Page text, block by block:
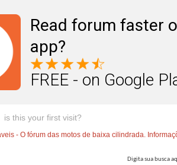
Read forum faster
app?
FREE - on Google
is this your first visit?